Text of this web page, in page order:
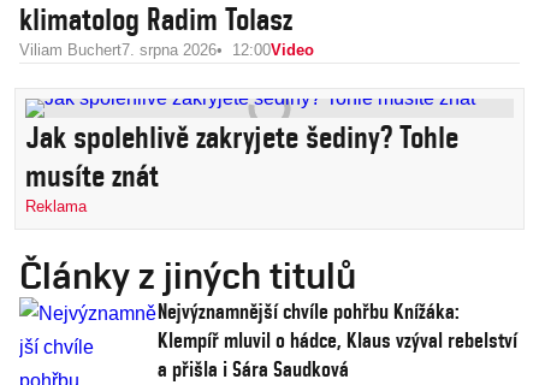
klimatolog Radim Tolasz
Viliam Buchert7. srpna 2026 12:00Video
Jak spolehlivě zakryjete šediny? Tohle
musíte znát
Reklama
Články z jiných titulů
Nejvýznamnější chvíle pohřbu Knížáka:
Klempíř mluvil o hádce, Klaus vzýval rebelství
a přišla i Sára Saudková